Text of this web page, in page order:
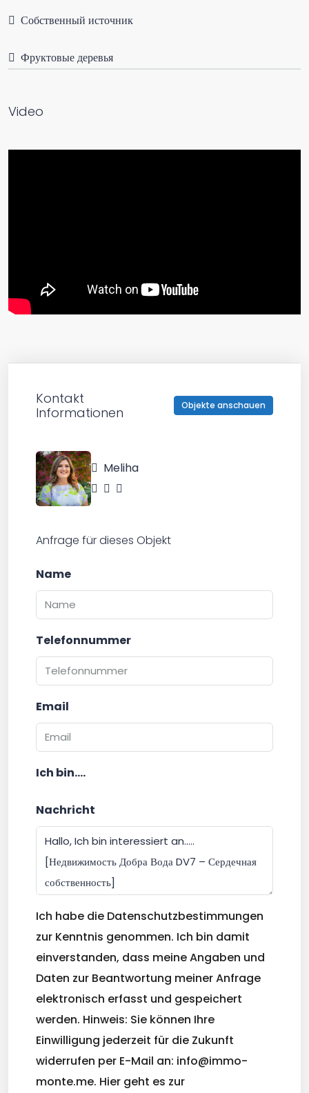
Собственный источник
Фруктовые деревья
Video
Kontakt
Informationen
Objekte anschauen
Meliha
Anfrage für dieses Objekt
Name
Telefonnummer
Email
Ich bin....
Nachricht
Ich habe die Datenschutzbestimmungen
zur Kenntnis genommen. Ich bin damit
einverstanden, dass meine Angaben und
Daten zur Beantwortung meiner Anfrage
elektronisch erfasst und gespeichert
werden. Hinweis: Sie können Ihre
Einwilligung jederzeit für die Zukunft
widerrufen per E-Mail an: info@immo-
monte.me. Hier geht es zur